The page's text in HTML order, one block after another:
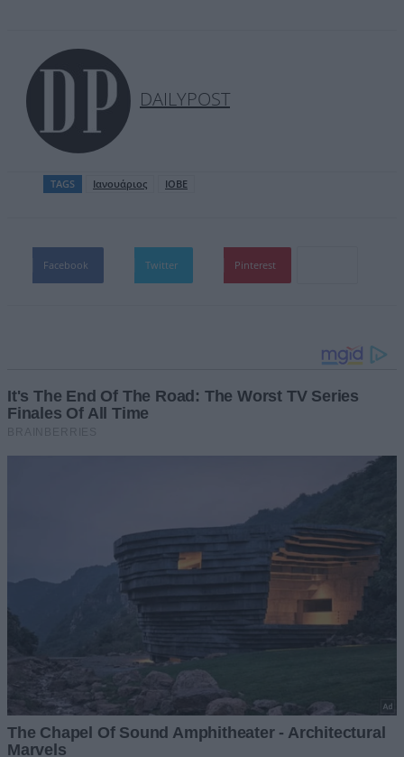
DAILYPOST
TAGS Ιανουάριος ΙΟΒΕ
Facebook Twitter Pinterest